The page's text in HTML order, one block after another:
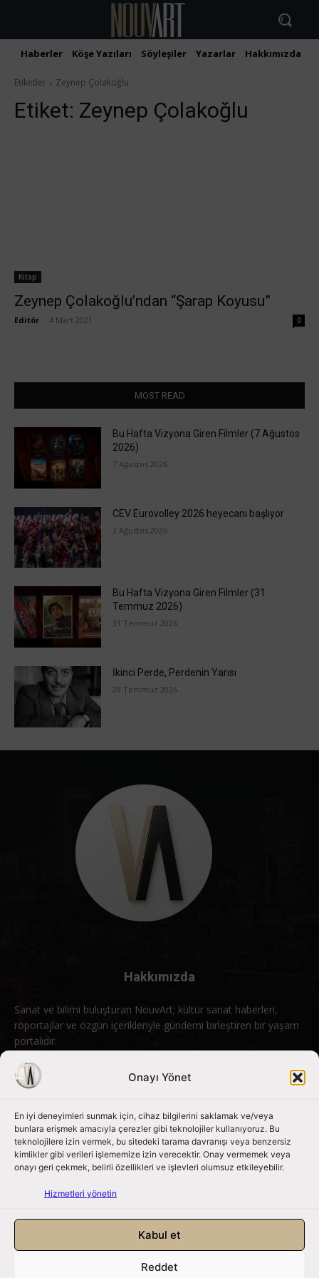
Onayı Yönet
En iyi deneyimleri sunmak için, cihaz bilgilerini saklamak ve/veya
bunlara erişmek amacıyla çerezler gibi teknolojiler kullanıyoruz. Bu
teknolojilere izin vermek, bu sitedeki tarama davranışı veya benzersiz
kimlikler gibi verileri işlememize izin verecektir. Onay vermemek veya
onayı geri çekmek, belirli özellikleri ve işlevleri olumsuz etkileyebilir.
Hizmetleri yönetin
Kabul et
Reddet
Haberler Köşe Yazıları Söyleşiler Yazarlar Hakkımızda
Etiketler Zeynep Çolakoğlu
Etiket: Zeynep Çolakoğlu
Kitap
Zeynep Çolakoğlu’ndan “Şarap Koyusu”
Editör 4 Mart 2021 0
MOST READ
Bu Hafta Vizyona Giren Filmler (7 Ağustos
2026)
7 Ağustos 2026
CEV Eurovolley 2026 heyecanı başlıyor
3 Ağustos 2026
Bu Hafta Vizyona Giren Filmler (31
Temmuz 2026)
31 Temmuz 2026
İkinci Perde, Perdenin Yarısı
28 Temmuz 2026
Hakkımızda
Sanat ve bilimi buluşturan NouvArt; kültür sanat haberleri,
röportajlar ve özgün içerikleriyle gündemi birleştiren bir yaşam
portalıdır.
Bizimle iletişime geçin: info@nouvart.net
Bizi Takip Edin